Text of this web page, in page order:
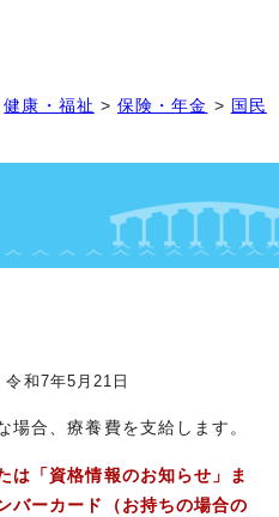
健康・福祉 >保険・年金 > 国民
和7年5月21日
場合、療養費を支給します。
は「資格情報のお知らせ」ま
バーカード（お持ちの場合の